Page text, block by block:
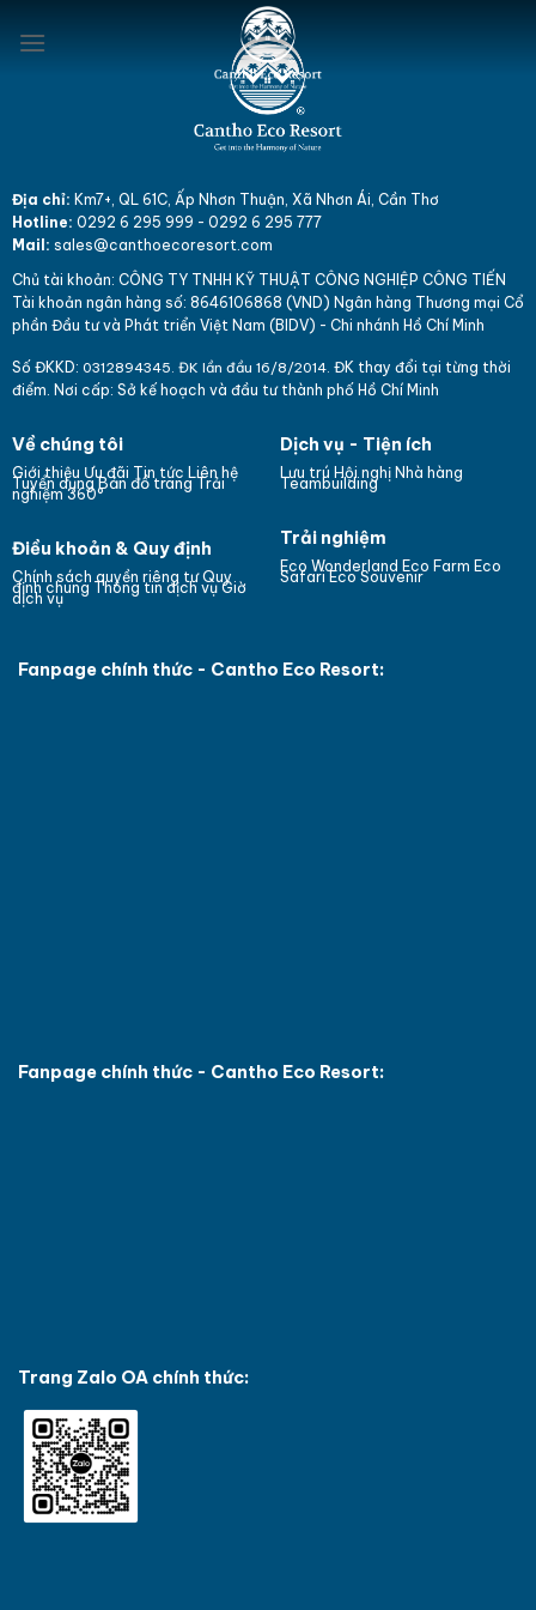
Địa chỉ: Km7+, QL 61C, Ấp Nhơn Thuận, Xã Nhơn Ái, Cần Thơ
Hotline: 0292 6 295 999 - 0292 6 295 777
Mail: sales@canthoecoresort.com
Chủ tài khoản: CÔNG TY TNHH KỸ THUẬT CÔNG NGHIỆP CÔNG TIẾN
Tài khoản ngân hàng số: 8646106868 (VND) Ngân hàng Thương mại Cổ
phần Đầu tư và Phát triển Việt Nam (BIDV) - Chi nhánh Hồ Chí Minh
Số ĐKKD: 0312894345. ĐK lần đầu 16/8/2014. ĐK thay đổi tại từng thời
điểm. Nơi cấp: Sở kế hoạch và đầu tư thành phố Hồ Chí Minh
Về chúng tôi
Giới thiệu Ưu đãi Tin tức Liên hệ
Tuyển dụng Bản đồ trang Trải
nghiệm 360°
Điều khoản & Quy định
Chính sách quyền riêng tư Quy
định chung Thông tin dịch vụ Giờ
dịch vụ
Dịch vụ - Tiện ích
Lưu trú Hội nghị Nhà hàng
Teambuilding
Trải nghiệm
Eco Wonderland Eco Farm Eco
SafariEco Souvenir
Fanpage chính thức - Cantho Eco Resort:
Fanpage chính thức - Cantho Eco Resort:
Trang Zalo OA chính thức: